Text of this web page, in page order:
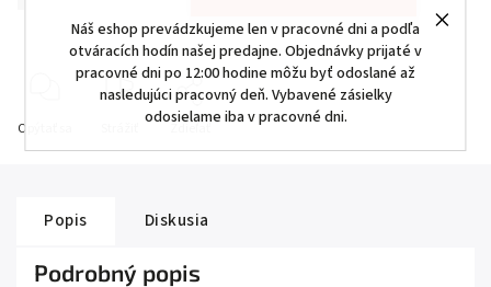
Náš eshop prevádzkujeme len v pracovné dni a podľa
otváracích hodín našej predajne. Objednávky prijaté v
pracovné dni po 12:00 hodine môžu byť odoslané až
nasledujúci pracovný deň. Vybavené zásielky
odosielame iba v pracovné dni.
Opýtať sa
Popis Diskusia
Podrobný popis